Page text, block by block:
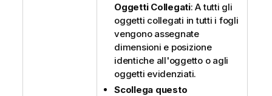
Oggetti Collegati: A tutti gli
oggetti collegati in tutti i fogli
vengono assegnate
dimensioni e posizione
identiche all'oggetto o agli
oggetti evidenziati.
Scollega questo